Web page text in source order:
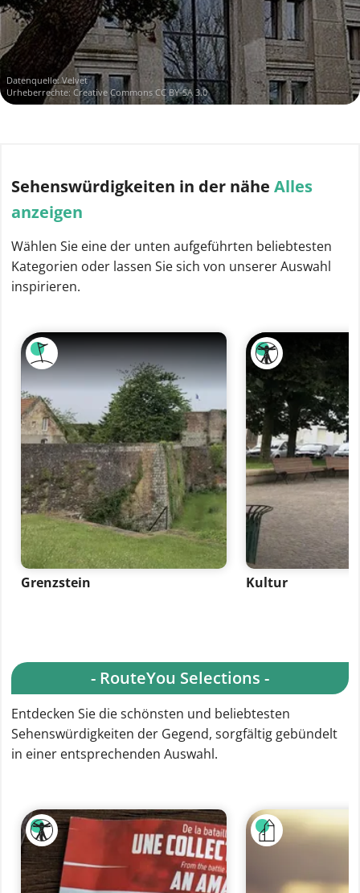
Datenquelle:Velvet
Urheberrechte: Creative Commons CC BY-SA 3.0
Sehenswürdigkeiten in der nähe Alles
anzeigen
Wählen Sie eine der unten aufgeführten beliebtesten
Kategorien oder lassen Sie sich von unserer Auswahl
inspirieren.
Grenzstein Kultur
- RouteYou Selections -
Entdecken Sie die schönsten und beliebtesten
Sehenswürdigkeiten der Gegend, sorgfältig gebündelt
in einer entsprechenden Auswahl.